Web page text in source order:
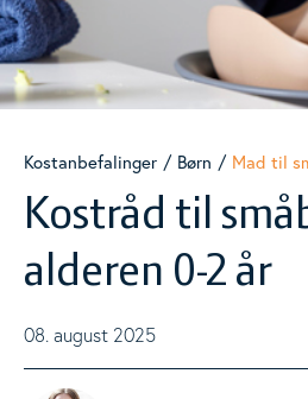
De officielle Kostråd
Børn
Mad til småbørn (0-2 år)
Mad til børn (3-6 år)
Mad til skolebørn
Ældre 70+ år
Kostanbefalinger Børn Mad til
Kostråd til
alderen 0-2 år
08. august 2025